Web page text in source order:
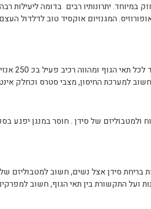
במיוחד. יתרונותיו רבים בדומה ליעילות
המגנזיום אוקסיד טוב לדלדול
האבץ
למערכת החיסון, מצבי סטרס וכחלק
בריחת סידן אצל נשים, חשוב למטבוליזם
ועל התקשורת בין תאי הגוף, חשוב